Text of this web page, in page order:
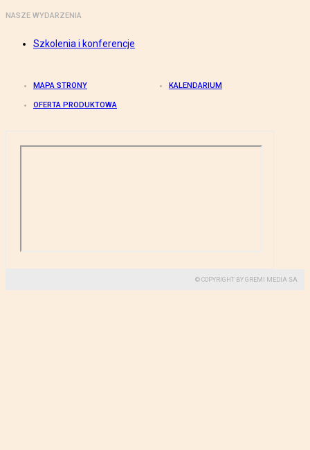
NASZE WYDARZENIA
Szkolenia i konferencje
MAPA STRONY KALENDARIUM
OFERTA PRODUKTOWA
© COPYRIGHT BY GREMI MEDIA SA